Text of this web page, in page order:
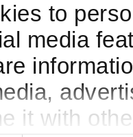
to
media
it with